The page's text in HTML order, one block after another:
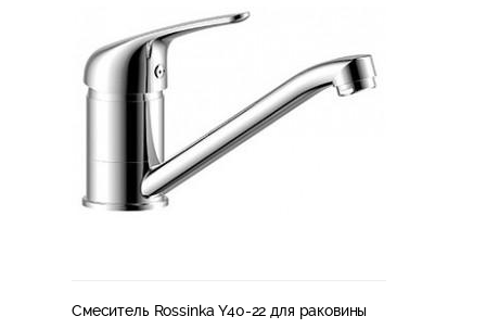
Смеситель Rossinka Y40-22 для раковины